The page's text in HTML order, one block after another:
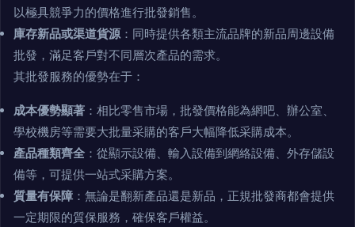
以極具競爭力的價格進行批發銷售。
庫存新品或渠道貨源：同時提供各類主流品牌的新品周邊設備
批發，滿足客戶對不同層次產品的需求。
其批發服務的優勢在于：
成本優勢顯著 ：相比零售市場，批發價格能為網吧、辦公室、
學校機房等需要大批量采購的客戶大幅降低采購成本。
產品種類齊全 ：從顯示設備、輸入設備到網絡設備、外存儲設
備等，可提供一站式采購方案。
質量有保障 ：無論是翻新產品還是新品，正規批發商都會提供
一定期限的質保服務，確保客戶權益。